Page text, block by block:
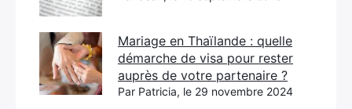
Mariage en Thaïlande : quelle
démarche de visa pour rester
auprès de votre partenaire ?
Par Patricia, le 29 novembre 2024